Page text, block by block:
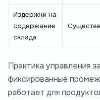
Издержки на
содержание
склада
Практика управления
фиксированные
работает для